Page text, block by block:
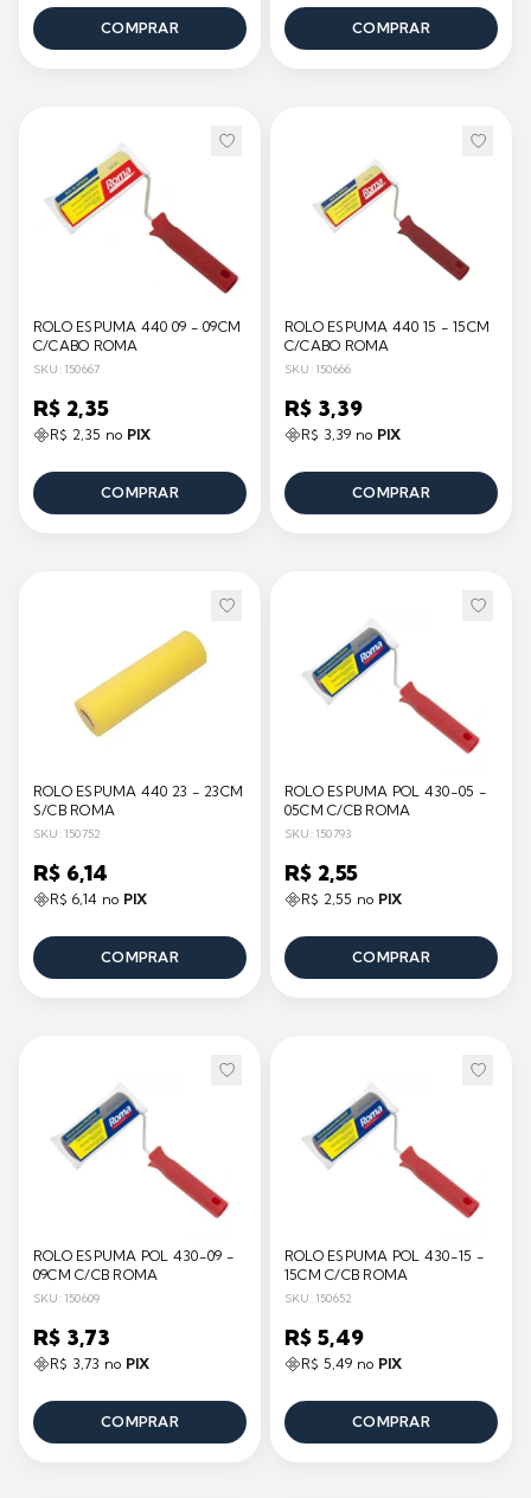
COMPRAR COMPRAR
ROLO ESPUMA 440 09 - 09CM
C/CABO ROMA
SKU: 150667
R$ 2,35
R$ 2,35 no PIX
COMPRAR
ROLO ESPUMA 440 15 - 15CM
C/CABO ROMA
SKU: 150666
R$ 3,39
R$ 3,39 no PIX
COMPRAR
ROLO ESPUMA 440 23 - 23CM
S/CB ROMA
SKU: 150752
R$ 6,14
R$ 6,14 no PIX
COMPRAR
ROLO ESPUMA POL 430-05 -
05CM C/CB ROMA
SKU: 150793
R$ 2,55
R$ 2,55 no PIX
COMPRAR
ROLO ESPUMA POL 430-09 -
09CM C/CB ROMA
SKU: 150609
R$ 3,73
R$ 3,73 no PIX
COMPRAR
ROLO ESPUMA POL 430-15 -
15CM C/CB ROMA
SKU: 150652
R$ 5,49
R$ 5,49 no PIX
COMPRAR